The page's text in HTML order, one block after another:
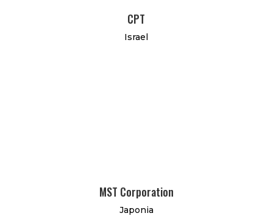
CPT
Israel
MST Corporation
Japonia